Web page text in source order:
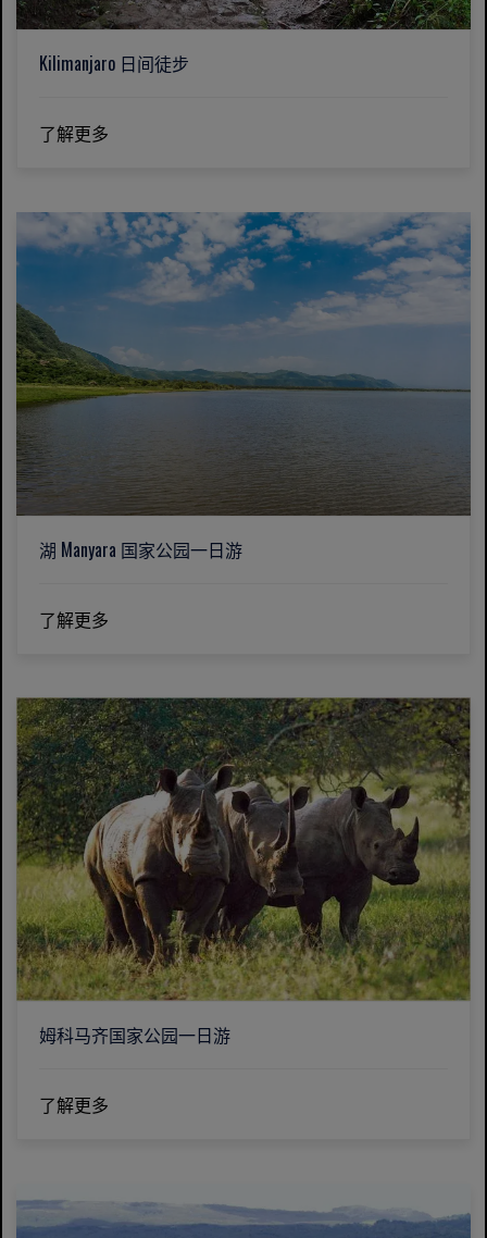
Kilimanjaro 日间徒步
了解更多
湖 Manyara 国家公园一日游
了解更多
姆科马齐国家公园一日游
了解更多